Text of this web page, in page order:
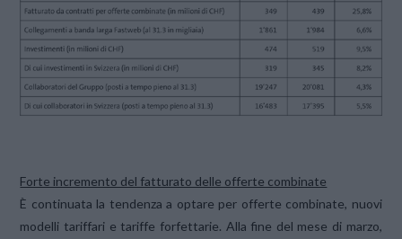
Forte incremento del fatturato delle offerte combinate
È continuata la tendenza a optare per offerte combinate, nuovi
modelli tariffari e tariffe forfettarie. Alla fine del mese di marzo,